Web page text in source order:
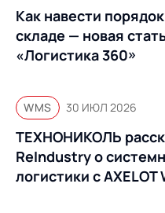
Как навести
складе — новая
«Логистика 360»
WMS 30 ИЮЛ 2026
ТЕХНОНИКОЛЬ
ReIndustry о
логистики с AXELOT